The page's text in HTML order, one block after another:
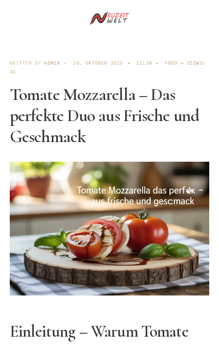
WRITTEN BYADMIN • 16. OKTOBER 2025 • 22:39 • FOOD •VIEWS:
41
Tomate Mozzarella – Das
perfekte Duo aus Frische und
Geschmack
Einleitung – Warum Tomate